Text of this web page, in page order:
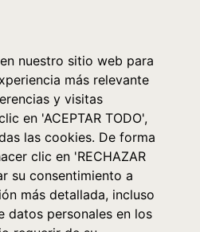
nuestro sitio web para
más relevante
y visitas
en 'ACEPTAR TODO',
las cookies. De forma
clic en 'RECHAZAR
su consentimiento a
más detallada, incluso
datos personales en los